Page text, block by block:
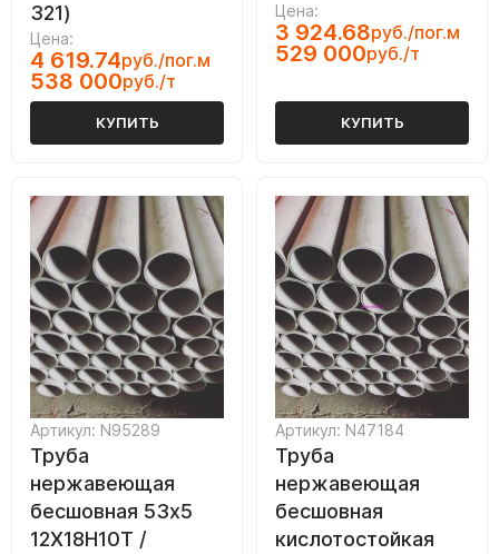
321)
Цена:
4 619.74руб./пог.м
538 000руб./т
КУПИТЬ
Цена:
3 924.68руб./пог.м
529 000руб./т
КУПИТЬ
Артикул: N95289
Труба
нержавеющая
бесшовная 53х5
12Х18Н10Т /
Артикул: N47184
Труба
нержавеющая
бесшовная
кислотостойкая